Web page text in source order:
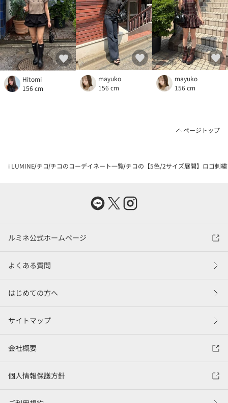
Hitomi
156 cm
mayuko
156 cm
mayuko
156 cm
ページトップ
i LUMINE チコ チコのコーデイネート一覧 チコの【5色/2サイズ展開】ロゴ刺
ルミネ公式ホームページ
よくある質問
はじめての方へ
サイトマップ
会社概要
個人情報保護方針